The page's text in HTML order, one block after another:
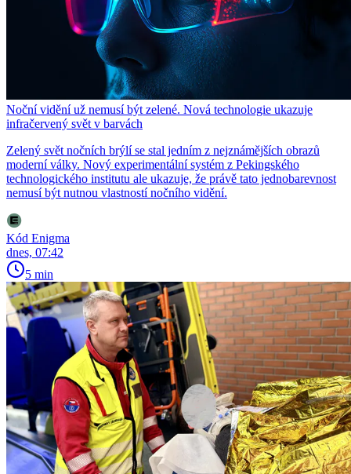
Noční vidění už nemusí být zelené. Nová technologie ukazuje
infračervený svět v barvách
Zelený svět nočních brýlí se stal jedním z nejznámějších obrazů
moderní války. Nový experimentální systém z Pekingského
technologického institutu ale ukazuje, že právě tato jednobarevnost
nemusí být nutnou vlastností nočního vidění.
Kód Enigma
dnes, 07:42
5 min